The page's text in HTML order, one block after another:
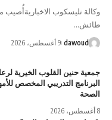
وكالة تليسكوب الاخباريةأُصيب
طائش…
dawoud 9 أغسطس، 2026
جمعية حنين القلوب الخيرية
البرنامج التدريبي المخصص
الصحة
8 أغسطس، 2026